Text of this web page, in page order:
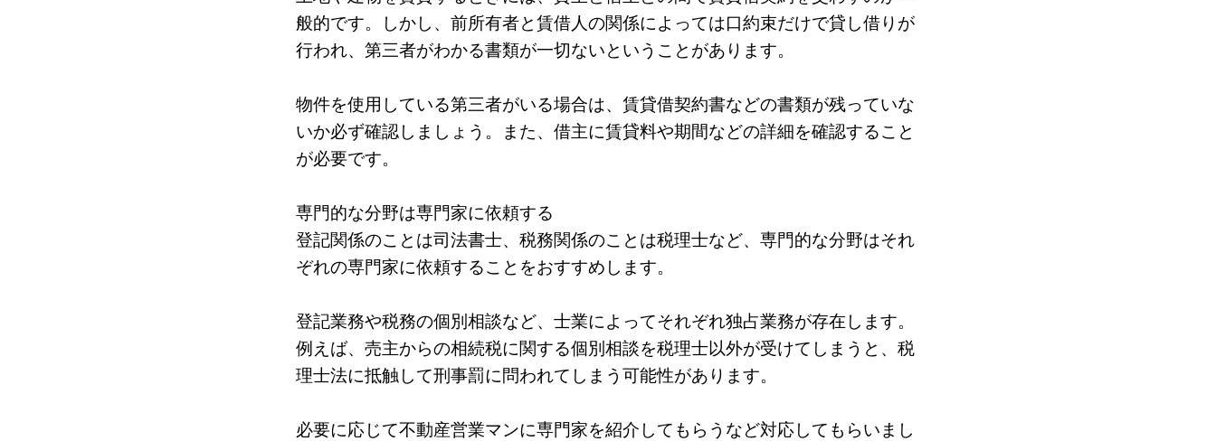
般的です。しかし、前所有者と賃借人の関係によっては口約束だけで貸し借りが
行われ、第三者がわかる書類が一切ないということがあります。
物件を使用している第三者がいる場合は、賃貸借契約書などの書類が残っていな
いか必ず確認しましょう。また、借主に賃貸料や期間などの詳細を確認すること
が必要です。
専門的な分野は専門家に依頼する
登記関係のことは司法書士、税務関係のことは税理士など、専門的な分野はそれ
ぞれの専門家に依頼することをおすすめします。
登記業務や税務の個別相談など、士業によってそれぞれ独占業務が存在します。
例えば、売主からの相続税に関する個別相談を税理士以外が受けてしまうと、税
理士法に抵触して刑事罰に問われてしまう可能性があります。
必要に応じて不動産営業マンに専門家を紹介してもらうなど対応してもらいまし